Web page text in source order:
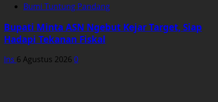
Bumi Tuntung Pandang
Bupati Minta ASN Ngebut Kejar Target, Siap
Hadapi Tekanan Fiskal
Ins 6 Agustus 2026 0